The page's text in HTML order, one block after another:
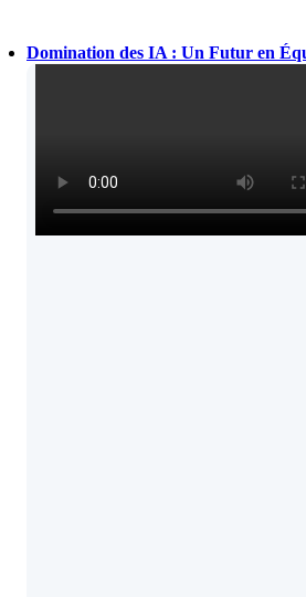
Domination des IA : Un Futur en